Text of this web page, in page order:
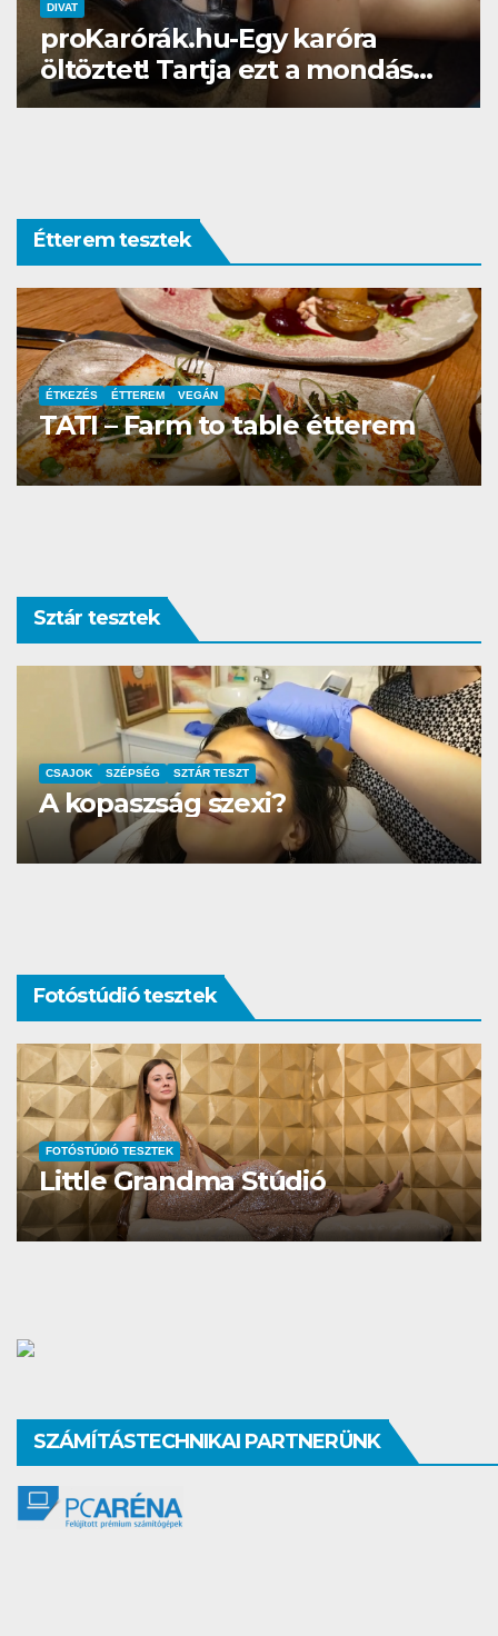
DIVAT SZÉPSÉG
Gél lakk otthon? Naná, a
Brillbirddel simán!
Étterem tesztek
ÉTTEREM
La Villa Étterem és Pizzéria
Sztár tesztek
AUTÓ-MOTOR SZTÁR TESZT
DS3 és Zanzibár Rita
Fotóstúdió tesztek
FOTÓSTÚDIÓ TESZTEK
Studio Different
SZÁMÍTÁSTECHNIKAI PARTNERÜNK